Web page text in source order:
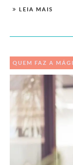
LEIA MAIS
QUEM FAZ A